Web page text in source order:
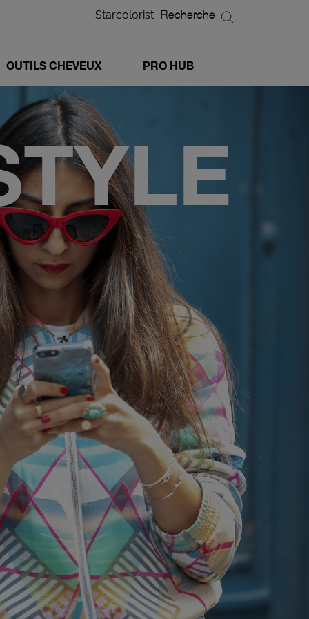
Starcolorist Recherche
OUTILS CHEVEUX PRO HUB